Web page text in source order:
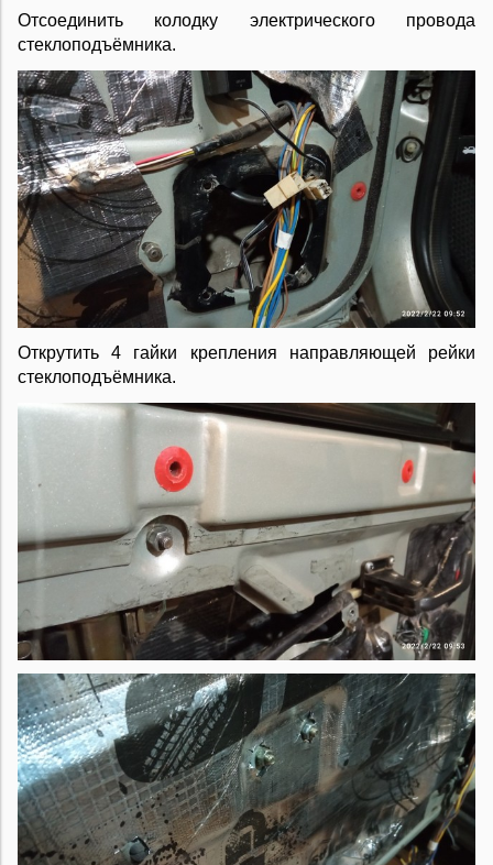
Отсоединить колодку электрического провода
стеклоподъёмника.
Открутить 4 гайки крепления направляющей рейки
стеклоподъёмника.